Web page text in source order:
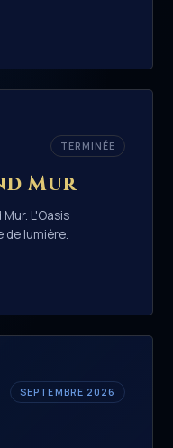
TERMINÉE
Mur
L'Oasis
de lumière.
SEPTEMBRE 2026